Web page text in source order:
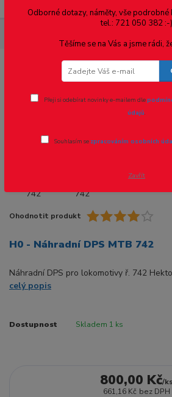
H0 - Náhradní DPS MTB
Ohodnotit produkt
H0 - Náhradní DPS MTB 742
Náhradní DPS pro lokomotivy ř. 742
celý popis
Dostupnost Skladem 1 ks
800,00 Kč/ks
661,16 Kč bez DPH
Odborné dotazy, náměty, vše podrobné
tel.: 721 050 382 :-)
Těšíme se na Vás a jsme rádi,
Přeji si odebírat novinky e-mailem dle
údajů.
Souhlasím se zpracováním osobních
Zavřít